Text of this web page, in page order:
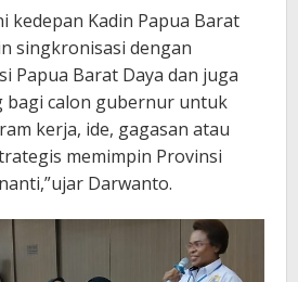
kedepan Kadin Papua Barat
singkronisasi dengan
Papua Barat Daya dan juga
bagi calon gubernur untuk
kerja, ide, gagasan atau
memimpin Provinsi
Darwanto.